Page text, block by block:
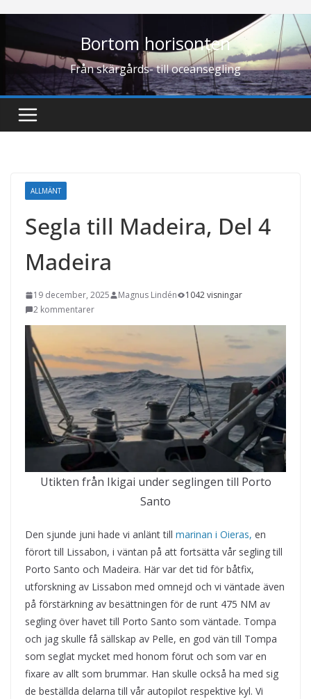
innehåll
Bortom horisonten
Från skärgårds- till oceansegling
ALLMÄNT
Segla till Madeira, Del 4
Madeira
19 december, 2025 Magnus Lindén
1042 visningar
2 kommentarer
Utikten från Ikigai under seglingen till Porto
Santo
Den sjunde juni hade vi anlänt till marinan i Oieras, en
förort till Lissabon, i väntan på att fortsätta vår segling till
Porto Santo och Madeira. Här var det tid för båtfix,
utforskning av Lissabon med omnejd och vi väntade även
på förstärkning av besättningen för de runt 475 NM av
segling över havet till Porto Santo som väntade. Tompa
och jag skulle få sällskap av Pelle, en god vän till Tompa
som seglat mycket med honom förut och som var en
fixare av allt som brummar. Han skulle också ha med sig
de beställda delarna till vår autopilot respektive kyl. Vi